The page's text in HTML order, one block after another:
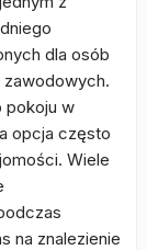
dla osób
pokoju w
opcja często
Wiele
na znalezienie